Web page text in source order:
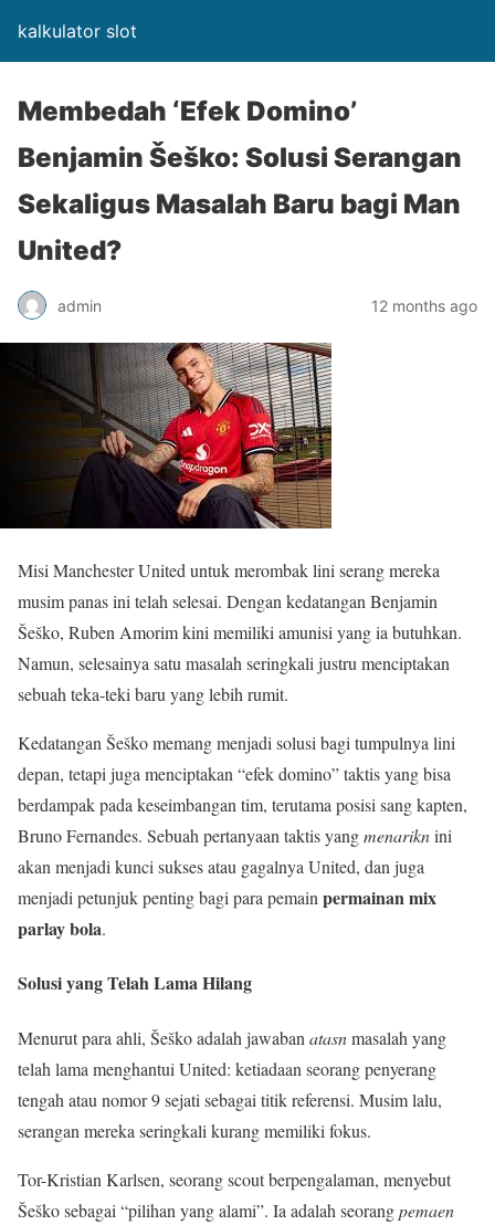
kalkulator slot
Membedah ‘Efek Domino’
Benjamin Šeško: Solusi Serangan
Sekaligus Masalah Baru bagi Man
United?
admin 12 months ago
Misi Manchester United untuk merombak lini serang mereka
musim panas ini telah selesai. Dengan kedatangan Benjamin
Šeško, Ruben Amorim kini memiliki amunisi yang ia butuhkan.
Namun, selesainya satu masalah seringkali justru menciptakan
sebuah teka-teki baru yang lebih rumit.
Kedatangan Šeško memang menjadi solusi bagi tumpulnya lini
depan, tetapi juga menciptakan “efek domino” taktis yang bisa
berdampak pada keseimbangan tim, terutama posisi sang kapten,
Bruno Fernandes. Sebuah pertanyaan taktis yangmenariknini
akan menjadi kunci sukses atau gagalnya United, dan juga
menjadi petunjuk penting bagi para pemain permainan mix
parlay bola.
Solusi yang Telah Lama Hilang
Menurut para ahli, Šeško adalah jawaban atasnmasalah yang
telah lama menghantui United: ketiadaan seorang penyerang
tengah atau nomor 9 sejati sebagai titik referensi. Musim lalu,
serangan mereka seringkali kurang memiliki fokus.
Tor-Kristian Karlsen, seorang scout berpengalaman, menyebut
Šeško sebagai “pilihan yang alami”. Ia adalah seorangpemaen